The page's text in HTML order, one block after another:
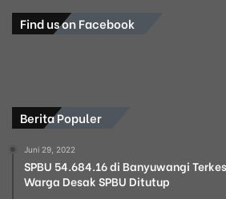
Find us on Facebook
Berita Populer
Juni 29, 2022
SPBU 54.684.16 di Banyuwangi
Warga Desak SPBU Ditutup